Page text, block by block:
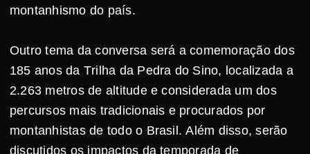
montanhismo do país.
Outro tema da conversa será a comemoração dos
185 anos da Trilha da Pedra do Sino, localizada a
2.263 metros de altitude e considerada um dos
percursos mais tradicionais e procurados por
montanhistas de todo o Brasil. Além disso, serão
discutidos os impactos da temporada de